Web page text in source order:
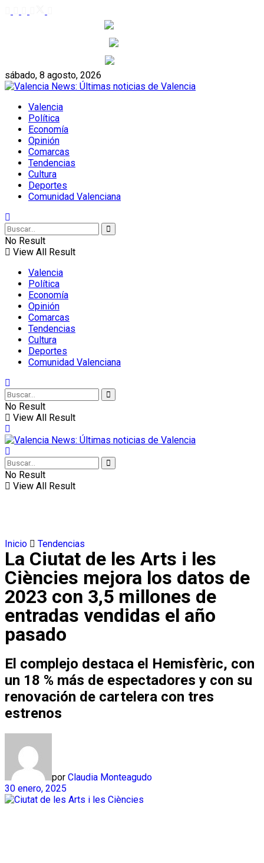
sábado, 8 agosto, 2026
Valencia
Política
Economía
Opinión
Comarcas
Tendencias
Cultura
Deportes
Comunidad Valenciana
No Result
View All Result
Valencia
Política
Economía
Opinión
Comarcas
Tendencias
Cultura
Deportes
Comunidad Valenciana
No Result
View All Result
No Result
View All Result
Inicio Tendencias
La Ciutat de les Arts i les
Ciències mejora los datos de
2023 con 3,5 millones de
entradas vendidas el año
pasado
El complejo destaca el Hemisfèric, con
un 18 % más de espectadores y con su
renovación de cartelera con tres
estrenos
por Claudia Monteagudo
30 enero, 2025